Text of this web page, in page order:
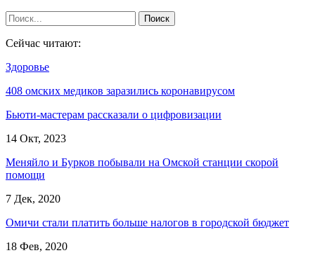
Сейчас читают:
Здоровье
408 омских медиков заразились коронавирусом
Бьюти-мастерам рассказали о цифровизации
14 Окт, 2023
Меняйло и Бурков побывали на Омской станции скорой
помощи
7 Дек, 2020
Омичи стали платить больше налогов в городской бюджет
18 Фев, 2020